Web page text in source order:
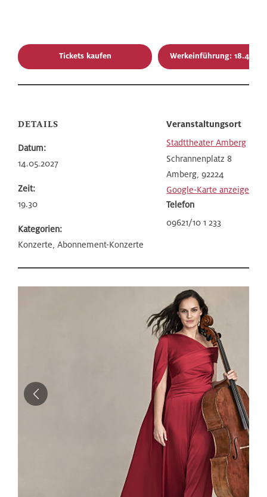
Tickets kaufen Werkeinführung: 18.45
DETAILS
Datum:
14.05.2027
Zeit:
19.30
Kategorien:
Konzerte, Abonnement-Konzerte
Veranstaltungsort
Stadttheater Amberg
Schrannenplatz 8
Amberg, 92224
Google-Karte anzeigen
Telefon
09621/10 1 233